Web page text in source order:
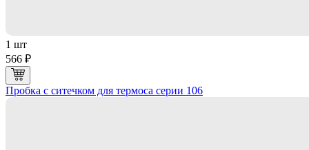
1 шт
566 ₽
Пробка с ситечком для термоса серии 106